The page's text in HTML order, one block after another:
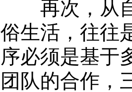
再次，从自
俗生活，往往
序必须是基于
团队的合作，